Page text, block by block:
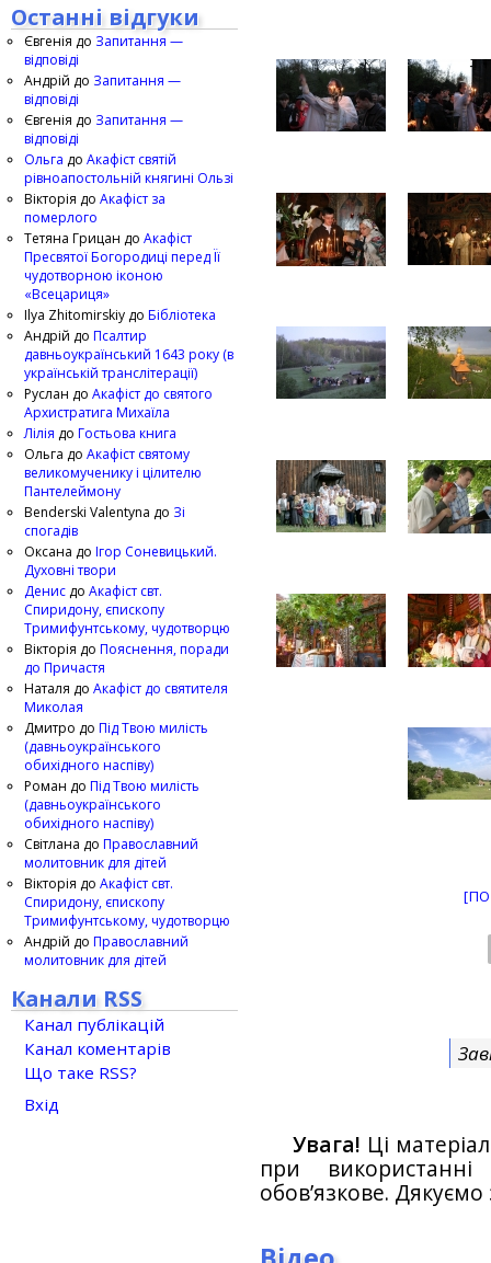
Увага! Ці
при
обов’язкове.
Останні відгуки
Євгенія до Запитання —
відповіді
Андрій до Запитання —
відповіді
Євгенія до Запитання —
відповіді
Ольга до Акафіст святій
рівноапостольній княгині Ользі
Вікторія до Акафіст за
померлого
Тетяна Грицан до Акафіст
Пресвятої Богородиці перед Її
чудотворною іконою
«Всецариця»
Ilya Zhitomirskiy до Бібліотека
Андрій до Псалтир
давньоукраїнський 1643 року (в
українській транслітерації)
Руслан до Акафіст до святого
Архистратига Михаїла
Лілія до Гостьова книга
Ольга до Акафіст святому
великомученику і цілителю
Пантелеймону
Benderski Valentyna до Зі
спогадів
Оксана до Ігор Соневицький.
Духовні твори
Денис до Акафіст свт.
Спиридону, єпископу
Тримифунтському, чудотворцю
Вікторія до Пояснення, поради
до Причастя
Наталя до Акафіст до святителя
Миколая
Дмитро до Під Твою милість
(давньоукраїнського
обихідного наспіву)
Роман до Під Твою милість
(давньоукраїнського
обихідного наспіву)
Світлана до Православний
молитовник для дітей
Вікторія до Акафіст свт.
Спиридону, єпископу
Тримифунтському, чудотворцю
Андрій до Православний
молитовник для дітей
Канали RSS
Канал публікацій
Канал коментарів
Що таке RSS?
Вхід